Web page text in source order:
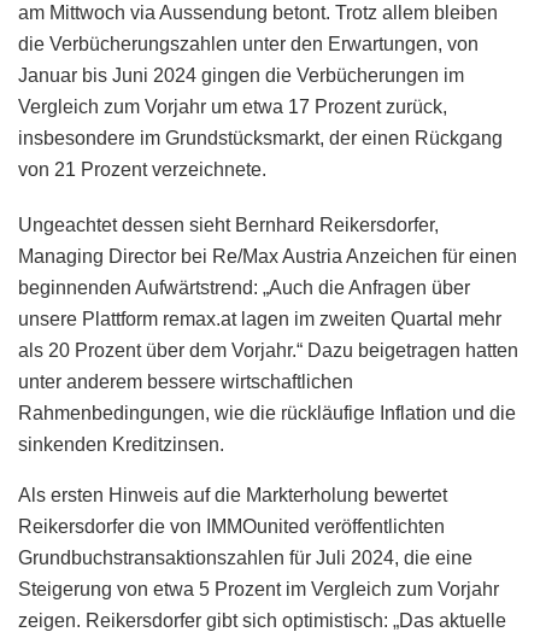
am Mittwoch via Aussendung betont. Trotz allem bleiben
die Verbücherungszahlen unter den Erwartungen, von
Januar bis Juni 2024 gingen die Verbücherungen im
Vergleich zum Vorjahr um etwa 17 Prozent zurück,
insbesondere im Grundstücksmarkt, der einen Rückgang
von 21 Prozent verzeichnete.
Ungeachtet dessen sieht Bernhard Reikersdorfer,
Managing Director bei Re/Max Austria Anzeichen für einen
beginnenden Aufwärtstrend: „Auch die Anfragen über
unsere Plattform remax.at lagen im zweiten Quartal mehr
als 20 Prozent über dem Vorjahr.“ Dazu beigetragen hatten
unter anderem bessere wirtschaftlichen
Rahmenbedingungen, wie die rückläufige Inflation und die
sinkenden Kreditzinsen.
Als ersten Hinweis auf die Markterholung bewertet
Reikersdorfer die von IMMOunited veröffentlichten
Grundbuchstransaktionszahlen für Juli 2024, die eine
Steigerung von etwa 5 Prozent im Vergleich zum Vorjahr
zeigen. Reikersdorfer gibt sich optimistisch: „Das aktuelle